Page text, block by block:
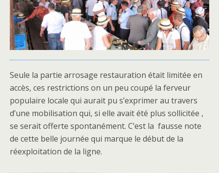
Seule la partie arrosage restauration était limitée en
accès, ces restrictions on un peu coupé la ferveur
populaire locale qui aurait pu s’exprimer au travers
d’une mobilisation qui, si elle avait été plus sollicitée ,
se serait offerte spontanément. C’est la fausse note
de cette belle journée qui marque le début de la
réexploitation de la ligne.